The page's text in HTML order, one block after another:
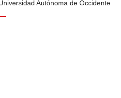
Autónoma de Occidente